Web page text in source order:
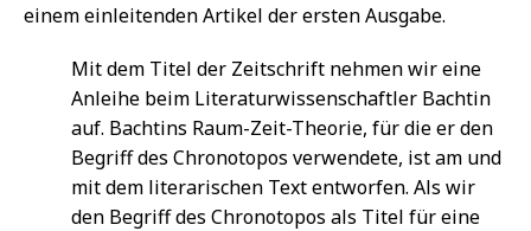
einem einleitenden Artikel der ersten Ausgabe.
Mit dem Titel der Zeitschrift nehmen wir eine
Anleihe beim Literaturwissenschaftler Bachtin
auf. Bachtins Raum-Zeit-Theorie, für die er den
Begriff des Chronotopos verwendete, ist am und
mit dem literarischen Text entworfen. Als wir
den Begriff des Chronotopos als Titel für eine